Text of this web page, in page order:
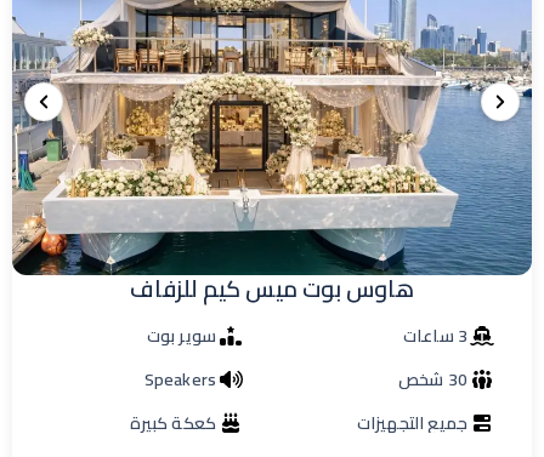
هاوس بوت ميس كيم للزفاف
3 ساعات
سوير بوت
30 شخص
Speakers
جميع التجهيزات
كعكة كبيرة